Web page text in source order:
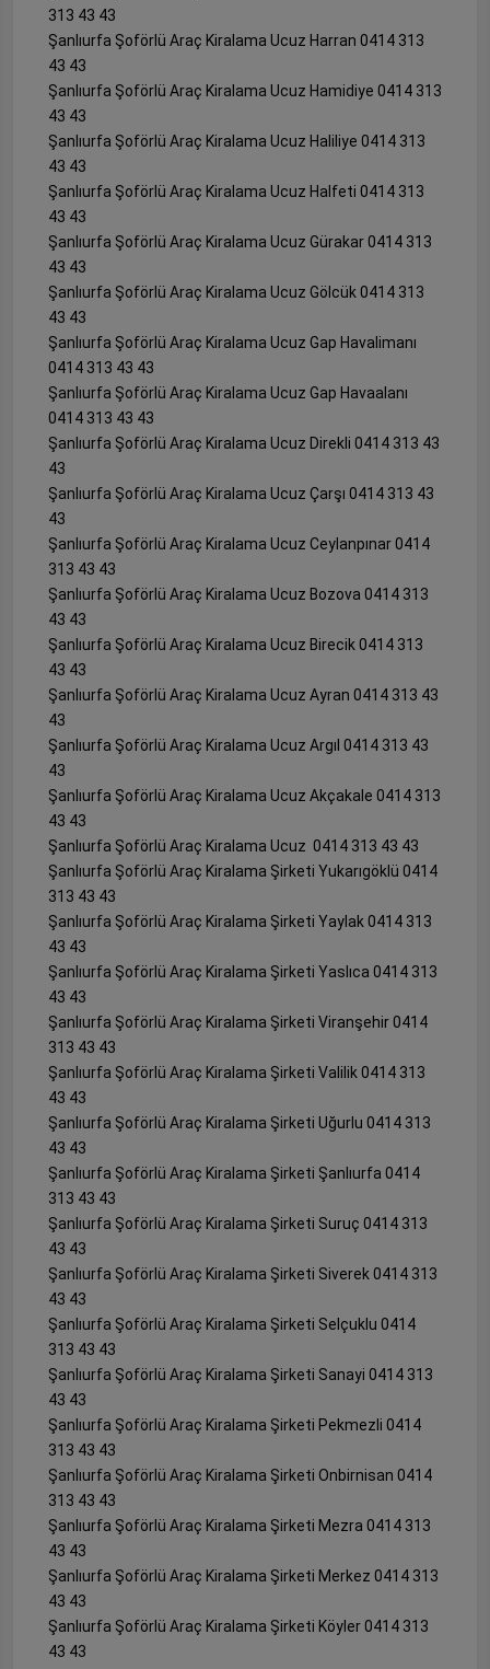
313 43 43
Şanlıurfa Şoförlü Araç Kiralama Ucuz Harran 0414 313
43 43
Şanlıurfa Şoförlü Araç Kiralama Ucuz Hamidiye 0414 313
43 43
Şanlıurfa Şoförlü Araç Kiralama Ucuz Haliliye 0414 313
43 43
Şanlıurfa Şoförlü Araç Kiralama Ucuz Halfeti 0414 313
43 43
Şanlıurfa Şoförlü Araç Kiralama Ucuz Gürakar 0414 313
43 43
Şanlıurfa Şoförlü Araç Kiralama Ucuz Gölcük 0414 313
43 43
Şanlıurfa Şoförlü Araç Kiralama Ucuz Gap Havalimanı
0414 313 43 43
Şanlıurfa Şoförlü Araç Kiralama Ucuz Gap Havaalanı
0414 313 43 43
Şanlıurfa Şoförlü Araç Kiralama Ucuz Direkli 0414 313 43
43
Şanlıurfa Şoförlü Araç Kiralama Ucuz Çarşı 0414 313 43
43
Şanlıurfa Şoförlü Araç Kiralama Ucuz Ceylanpınar 0414
313 43 43
Şanlıurfa Şoförlü Araç Kiralama Ucuz Bozova 0414 313
43 43
Şanlıurfa Şoförlü Araç Kiralama Ucuz Birecik 0414 313
43 43
Şanlıurfa Şoförlü Araç Kiralama Ucuz Ayran 0414 313 43
43
Şanlıurfa Şoförlü Araç Kiralama Ucuz Argıl 0414 313 43
43
Şanlıurfa Şoförlü Araç Kiralama Ucuz Akçakale 0414 313
43 43
Şanlıurfa Şoförlü Araç Kiralama Ucuz 0414 313 43 43
Şanlıurfa Şoförlü Araç Kiralama Şirketi Yukarıgöklü 0414
313 43 43
Şanlıurfa Şoförlü Araç Kiralama Şirketi Yaylak 0414 313
43 43
Şanlıurfa Şoförlü Araç Kiralama Şirketi Yaslıca 0414 313
43 43
Şanlıurfa Şoförlü Araç Kiralama Şirketi Viranşehir 0414
313 43 43
Şanlıurfa Şoförlü Araç Kiralama Şirketi Valilik 0414 313
43 43
Şanlıurfa Şoförlü Araç Kiralama Şirketi Uğurlu 0414 313
43 43
Şanlıurfa Şoförlü Araç Kiralama Şirketi Şanlıurfa 0414
313 43 43
Şanlıurfa Şoförlü Araç Kiralama Şirketi Suruç 0414 313
43 43
Şanlıurfa Şoförlü Araç Kiralama Şirketi Siverek 0414 313
43 43
Şanlıurfa Şoförlü Araç Kiralama Şirketi Selçuklu 0414
313 43 43
Şanlıurfa Şoförlü Araç Kiralama Şirketi Sanayi 0414 313
43 43
Şanlıurfa Şoförlü Araç Kiralama Şirketi Pekmezli 0414
313 43 43
Şanlıurfa Şoförlü Araç Kiralama Şirketi Onbirnisan 0414
313 43 43
Şanlıurfa Şoförlü Araç Kiralama Şirketi Mezra 0414 313
43 43
Şanlıurfa Şoförlü Araç Kiralama Şirketi Merkez 0414 313
43 43
Şanlıurfa Şoförlü Araç Kiralama Şirketi Köyler 0414 313
43 43